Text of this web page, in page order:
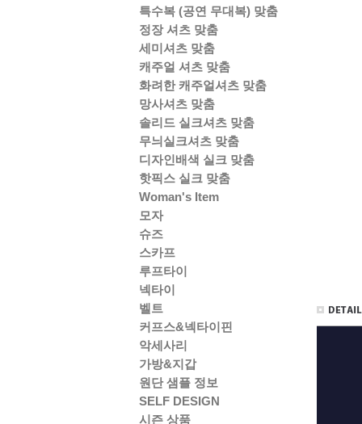
특수복 (공연 무대복) 맞춤
정장 셔츠 맞춤
세미셔츠 맞춤
캐주얼 셔츠 맞춤
화려한 캐주얼셔츠 맞춤
망사셔츠 맞춤
솔리드 실크셔츠 맞춤
무늬실크셔츠 맞춤
디자인배색 실크 맞춤
핫픽스 실크 맞춤
Woman's Item
모자
슈즈
스카프
루프타이
넥타이
벨트
커프스&넥타이핀
악세사리
가방&지갑
원단 샘플 정보
SELF DESIGN
시즌 상품